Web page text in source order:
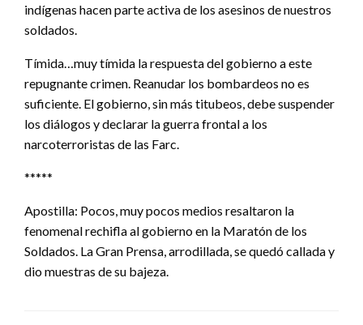
indígenas hacen parte activa de los asesinos de nuestros
soldados.
Tímida…muy tímida la respuesta del gobierno a este
repugnante crimen. Reanudar los bombardeos no es
suficiente. El gobierno, sin más titubeos, debe suspender
los diálogos y declarar la guerra frontal a los
narcoterroristas de las Farc.
*****
Apostilla: Pocos, muy pocos medios resaltaron la
fenomenal rechifla al gobierno en la Maratón de los
Soldados. La Gran Prensa, arrodillada, se quedó callada y
dio muestras de su bajeza.